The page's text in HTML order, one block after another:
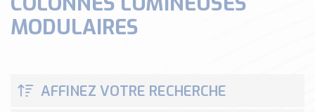
Classé par marque
ENDRESS+HAUSER
SCHMERSAL
MODULAIRES
AFFINEZ VOTRE RECHERCHE